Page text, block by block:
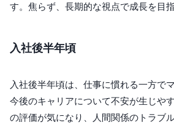
す。焦らず、長期的な視点で成長を目指
入社後半年頃
入社後半年頃は、仕事に慣れる一方で
今後のキャリアについて不安が生じや
の評価が気になり、人間関係のトラブ